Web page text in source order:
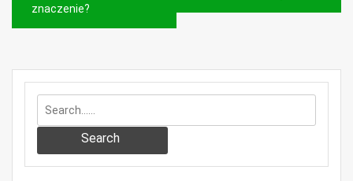
znaczenie?
Search